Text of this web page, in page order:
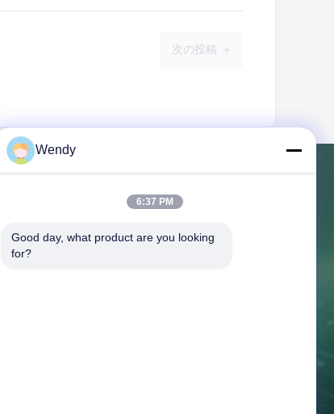
次の投稿
連絡 ください
アドレス: NO.151の床10の単位2の建
Wendy
6:37 PM
Good day, what product are you looking
for?